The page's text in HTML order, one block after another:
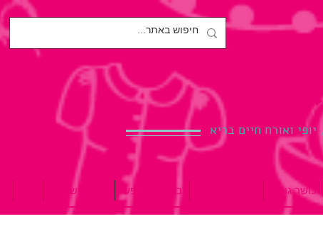
ואורח חיים בריא
כושר גופני בריאות הנפש הגיל השלישי